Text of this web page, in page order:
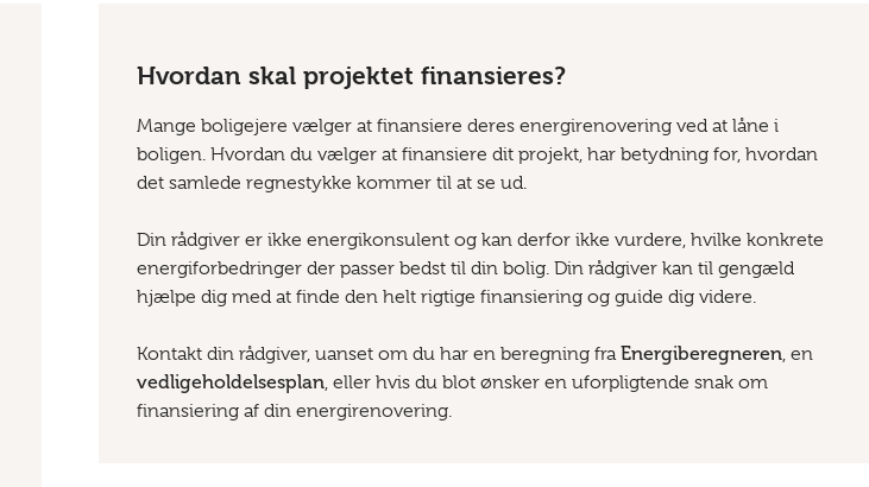
Hvordan skal projektet finansieres?
Mange boligejere vælger at finansiere deres energirenovering ved at låne i
boligen. Hvordan du vælger at finansiere dit projekt, har betydning for, hvordan
det samlede regnestykke kommer til at se ud.
Din rådgiver er ikke energikonsulent og kan derfor ikke vurdere, hvilke konkrete
energiforbedringer der passer bedst til din bolig. Din rådgiver kan til gengæld
hjælpe dig med at finde den helt rigtige finansiering og guide dig videre.
Kontakt din rådgiver, uanset om du har en beregning fra Energiberegneren , en
vedligeholdelsesplan , eller hvis du blot ønsker en uforpligtende snak om
finansiering af din energirenovering.